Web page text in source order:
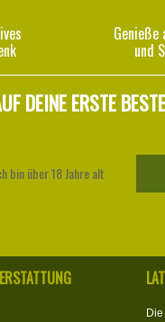
Genieße
und
DEINE ERSTE
bin über 18 Jahre alt